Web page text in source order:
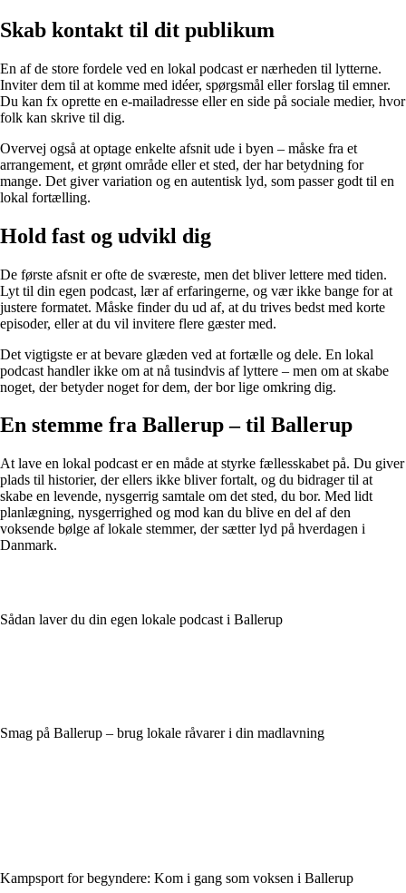
Skab kontakt til dit publikum
En af de store fordele ved en lokal podcast er nærheden til lytterne.
Inviter dem til at komme med idéer, spørgsmål eller forslag til emner.
Du kan fx oprette en e-mailadresse eller en side på sociale medier, hvor
folk kan skrive til dig.
Overvej også at optage enkelte afsnit ude i byen – måske fra et
arrangement, et grønt område eller et sted, der har betydning for
mange. Det giver variation og en autentisk lyd, som passer godt til en
lokal fortælling.
Hold fast og udvikl dig
De første afsnit er ofte de sværeste, men det bliver lettere med tiden.
Lyt til din egen podcast, lær af erfaringerne, og vær ikke bange for at
justere formatet. Måske finder du ud af, at du trives bedst med korte
episoder, eller at du vil invitere flere gæster med.
Det vigtigste er at bevare glæden ved at fortælle og dele. En lokal
podcast handler ikke om at nå tusindvis af lyttere – men om at skabe
noget, der betyder noget for dem, der bor lige omkring dig.
En stemme fra Ballerup – til Ballerup
At lave en lokal podcast er en måde at styrke fællesskabet på. Du giver
plads til historier, der ellers ikke bliver fortalt, og du bidrager til at
skabe en levende, nysgerrig samtale om det sted, du bor. Med lidt
planlægning, nysgerrighed og mod kan du blive en del af den
voksende bølge af lokale stemmer, der sætter lyd på hverdagen i
Danmark.
Sådan laver du din egen lokale podcast i Ballerup
Smag på Ballerup – brug lokale råvarer i din madlavning
Kampsport for begyndere: Kom i gang som voksen i Ballerup